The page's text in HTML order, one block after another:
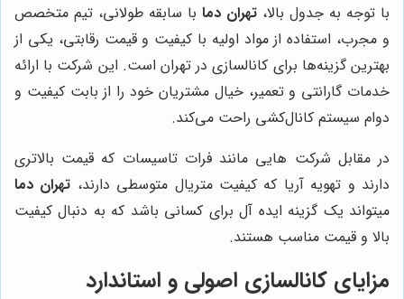
با توجه به جدول بالا، تهران دما با سابقه طولانی، تیم متخصص
و مجرب، استفاده از مواد اولیه با کیفیت و قیمت رقابتی، یکی از
بهترین گزینه‌ها برای کانالسازی در تهران است. این شرکت با ارائه
خدمات گارانتی و تعمیر، خیال مشتریان خود را از بابت کیفیت و
دوام سیستم کانال‌کشی راحت می‌کند.
در مقابل شرکت هایی مانند فرات تاسیسات که قیمت بالاتری
دارند و تهویه آریا که کیفیت متریال متوسطی دارند، تهران دما
میتواند یک گزینه ایده آل برای کسانی باشد که به دنبال کیفیت
بالا و قیمت مناسب هستند.
مزایای کانالسازی اصولی و استاندارد